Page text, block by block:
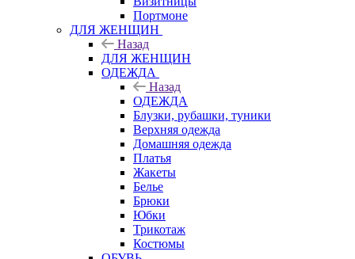
Портмоне
ДЛЯ ЖЕНЩИН
Назад
ДЛЯ ЖЕНЩИН
ОДЕЖДА
Назад
ОДЕЖДА
Блузки, рубашки, туники
Верхняя одежда
Домашняя одежда
Платья
Жакеты
Белье
Брюки
Юбки
Трикотаж
Костюмы